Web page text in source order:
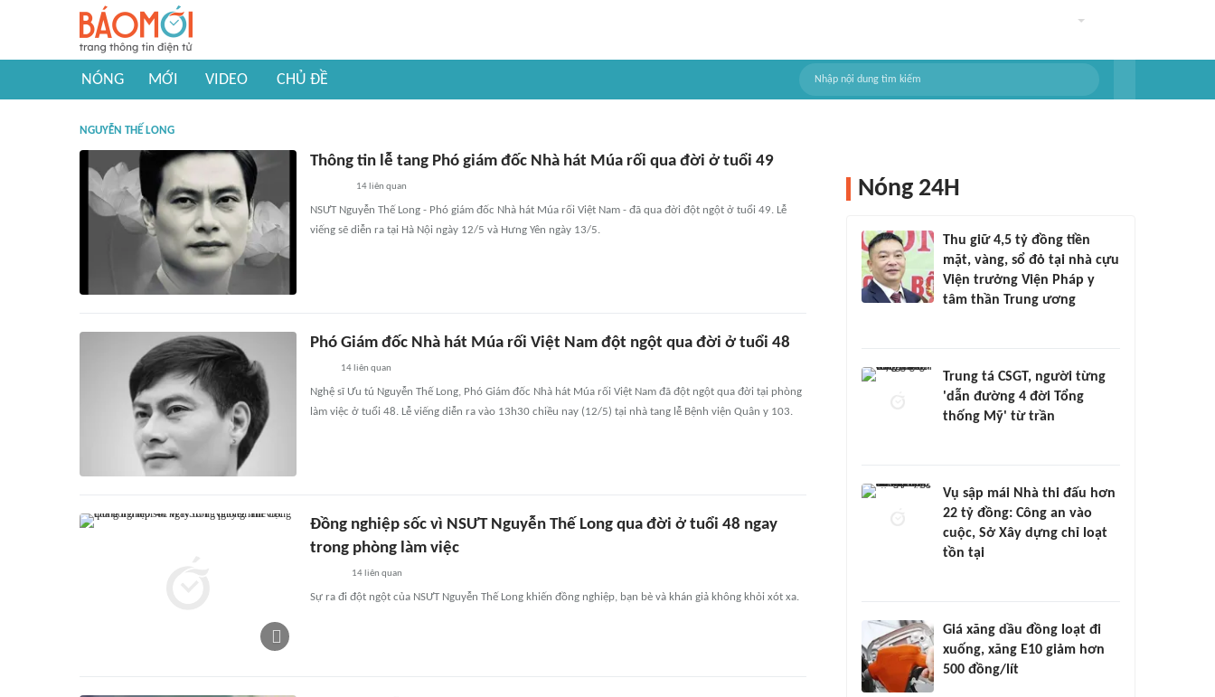
NÓNG MỚI VIDEO CHỦ ĐỀ
NGUYỄN THẾ LONG
Thông tin lễ tang Phó giám đốc Nhà hát Múa rối qua đời ở tuổi 49
14 liên quan
NSƯT Nguyễn Thế Long - Phó giám đốc Nhà hát Múa rối Việt Nam - đã qua đời đột ngột ở tuổi 49. Lễ
viếng sẽ diễn ra tại Hà Nội ngày 12/5 và Hưng Yên ngày 13/5.
Phó Giám đốc Nhà hát Múa rối Việt Nam đột ngột qua đời ở tuổi 48
14liên quan
Nghệ sĩ Ưu tú Nguyễn Thế Long, Phó Giám đốc Nhà hát Múa rối Việt Nam đã đột ngột qua đời tại phòng
làm việc ở tuổi 48. Lễ viếng diễn ra vào 13h30 chiều nay (12/5) tại nhà tang lễ Bệnh viện Quân y 103.
Đồng nghiệp sốc vì NSƯT Nguyễn Thế Long qua đời ở tuổi 48 ngay
trong phòng làm việc
14liên quan
Sự ra đi đột ngột của NSƯT Nguyễn Thế Long khiến đồng nghiệp, bạn bè và khán giả không khỏi xót xa.
Nóng 24H
Thu giữ 4,5 tỷ đồng tiền
mặt, vàng, sổ đỏ tại nhà cựu
Viện trưởng Viện Pháp y
tâm thần Trung ương
Trung tá CSGT, người từng
'dẫn đường 4 đời Tổng
thống Mỹ' từ trần
Vụ sập mái Nhà thi đấu hơn
22 tỷ đồng: Công an vào
cuộc, Sở Xây dựng chỉ loạt
tồn tại
Giá xăng dầu đồng loạt đi
xuống, xăng E10 giảm hơn
500 đồng/lít